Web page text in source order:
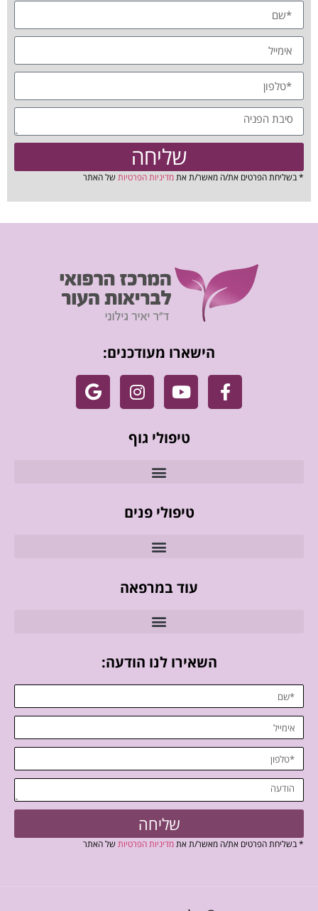
שליחה
* בשליחת הפרטים את/ה מאשר/ת אתמדיניות הפרטיות של האתר
הישארו מעודכנים:
טיפולי גוף
טיפולי פנים
עוד במרפאה
השאירו לנו הודעה:
שליחה
* בשליחת הפרטים את/ה מאשר/ת אתמדיניות הפרטיות של האתר